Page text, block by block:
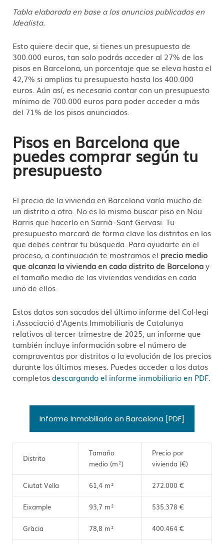
Tabla elaborada en base a los anuncios publicados en
Idealista.
Esto quiere decir que, si tienes un presupuesto de
300.000 euros, tan solo podrás acceder al 27% de los
pisos en Barcelona, un porcentaje que se eleva hasta el
42,7% si amplias tu presupuesto hasta los 400.000
euros. Aún así, es necesario contar con un presupuesto
mínimo de 700.000 euros para poder acceder a más
del 71% de los pisos anunciados.
Pisos en Barcelona que
puedes comprar según tu
presupuesto
El precio de la vivienda en Barcelona varía mucho de
un distrito a otro. No es lo mismo buscar piso en Nou
Barris que hacerlo en Sarrià–Sant Gervasi. Tu
presupuesto marcará de forma clave los distritos en los
que debes centrar tu búsqueda. Para ayudarte en el
proceso, a continuación te mostramos el precio medio
que alcanza la vivienda en cada distrito de Barcelonay
el tamaño medio de las viviendas vendidas en cada
uno de ellos.
Estos datos son sacados del último informe del Col·legi
i Associació d’Agents Immobiliaris de Catalunya
relativos al tercer trimestre de 2025, un informe que
también incluye información sobre el número de
compraventas por distritos o la evolución de los precios
durante los últimos meses. Puedes acceder a los datos
completosdescargando el informe inmobiliario en PDF
Informe Inmobiliario en Barcelona [PDF]
Distrito
Tamaño
medio (m²)
Precio por
vivienda (€)
Ciutat Vella 61,4 m² 272.000 €
Eixample 93,7 m² 535.378 €
Gràcia 78,8 m² 400.464 €